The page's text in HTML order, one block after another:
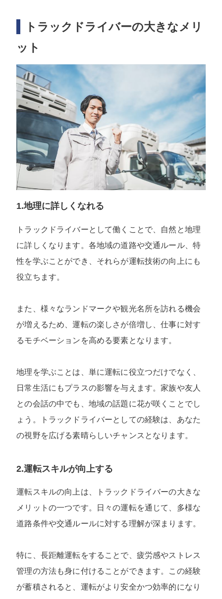
トラックドライバーの大きなメリ
ット
1.地理に詳しくなれる
トラックドライバーとして働くことで、自然と地理
に詳しくなります。各地域の道路や交通ルール、特
性を学ぶことができ、それらが運転技術の向上にも
役立ちます。
また、様々なランドマークや観光名所を訪れる機会
が増えるため、運転の楽しさが倍増し、仕事に対す
るモチベーションを高める要素となります。
地理を学ぶことは、単に運転に役立つだけでなく、
日常生活にもプラスの影響を与えます。家族や友人
との会話の中でも、地域の話題に花が咲くことでし
ょう。トラックドライバーとしての経験は、あなた
の視野を広げる素晴らしいチャンスとなります。
2.運転スキルが向上する
運転スキルの向上は、トラックドライバーの大きな
メリットの一つです。日々の運転を通じて、多様な
道路条件や交通ルールに対する理解が深まります。
特に、長距離運転をすることで、疲労感やストレス
管理の方法も身に付けることができます。この経験
が蓄積されると、運転がより安全かつ効率的になり